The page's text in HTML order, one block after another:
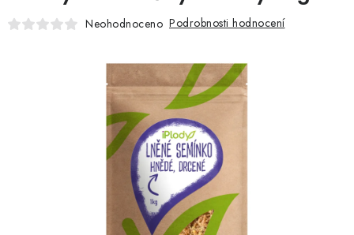
SNACKY
EKO DROGERIE A KOSMETIKA
Neohodnoceno Podrobnosti hodnocení